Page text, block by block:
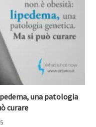
una patologia
curare